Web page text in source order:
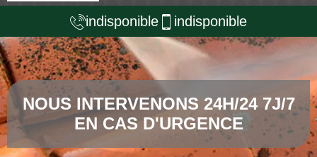
indisponible indisponible
NOUS INTERVENONS 24H/24 7J/7
EN CAS D'URGENCE